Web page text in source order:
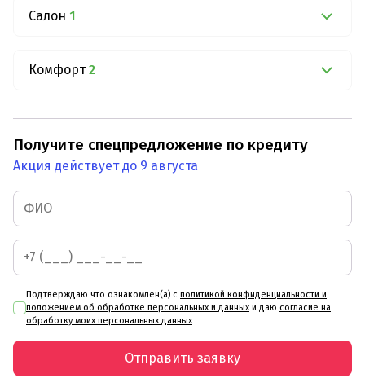
Салон 1
Комфорт 2
Получите спецпредложение по кредиту
Акция действует до 9 августа
Подтверждаю что ознакомлен(а) с политикой конфиденциальности и
положением об обработке персональных и данных и даю согласие на
обработку моих персональных данных
Отправить заявку